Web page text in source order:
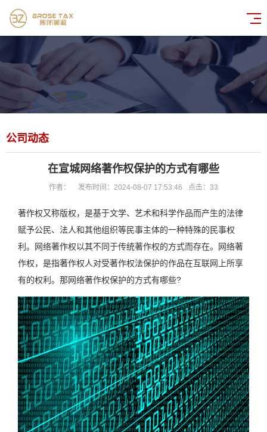
公司动态
在宣城网络著作权保护的方式有哪些
作者： 发布时间：2024-08-07 17:53:46 点击： 33
著作权又称版权，是基于文学、艺术和科学作品而产生的法律
赋予公民、法人和其他组织等民事主体的一种特殊的民事权
利。网络著作权以其不同于传统著作权的方式而存在。网络著
作权，是指著作权人对受著作权法保护的作品在互联网上所享
有的权利。那网络著作权保护的方式有哪些?